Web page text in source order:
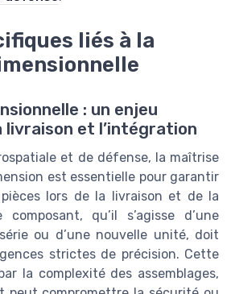
liés à la
: un enjeu
livraison et l’intégration
et de défense, la maîtrise
est essentielle pour garantir
lors de la livraison et de la
composant, qu’il s’agisse d’une
ou d’une nouvelle unité, doit
strictes de précision. Cette
la complexité des assemblages,